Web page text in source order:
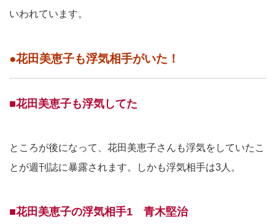
いわれています。
●花田美恵子も浮気相手がいた！
■花田美恵子も浮気してた
ところが後になって、花田美恵子さんも浮気をしていたこ
とが週刊誌に暴露されます。しかも浮気相手は3人。
■花田美恵子の浮気相手1 青木堅治